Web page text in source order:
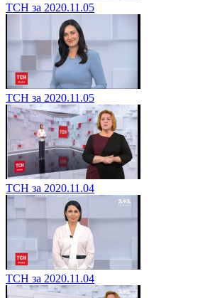
ТСН за 2020.11.05
ТСН за 2020.11.05
ТСН за 2020.11.04
ТСН за 2020.11.04